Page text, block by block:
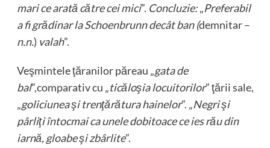
mari ce arată către cei mici”. Concluzie:„Preferabil
a fi grădinar la Schoenbrunn decât ban (demnitar –
n.n.) valah”.
Veşmintele ţăranilor păreau „gata de
bal”,comparativ cu „ticăloşia locuitorilor” ţării sale,
„goliciunea şi trenţărătura hainelor”. „Negri şi
pârliţi întocmai ca unele dobitoace ce ies rău din
iarnă, gloabe şi zbârlite”.